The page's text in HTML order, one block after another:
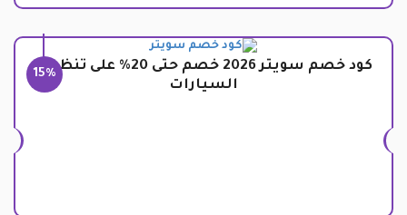
15%
كود خصم سويتر 2026 خصم حتى 20% على تنظيف
السيارات